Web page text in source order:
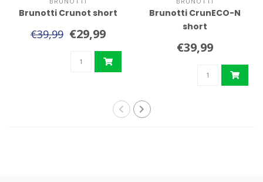
Brunotti Crunot short
€39,99 €29,99
Brunotti CrunECO-N
short
€39,99